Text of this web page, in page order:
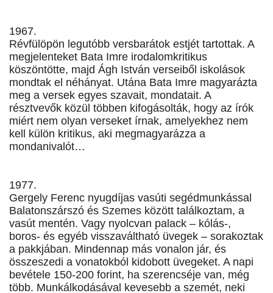
1967.
Révfülöpön legutóbb versbarátok estjét tartottak. A
megjelenteket Bata Imre irodalomkritikus
köszöntötte, majd Ágh István verseiből iskolások
mondtak el néhányat. Utána Bata Imre magyarázta
meg a versek egyes szavait, mondatait. A
résztvevők közül többen kifogásolták, hogy az írók
miért nem olyan verseket írnak, amelyekhez nem
kell külön kritikus, aki megmagyarázza a
mondanivalót…
1977.
Gergely Ferenc nyugdíjas vasúti segédmunkással
Balatonszárszó és Szemes között találkoztam, a
vasút mentén. Vagy nyolcvan palack – kólás-,
boros- és egyéb visszaváltható üvegek – sorakoztak
a pakkjában. Mindennap más vonalon jár, és
összeszedi a vonatokból kidobott üvegeket. A napi
bevétele 150-200 forint, ha szerencséje van, még
több. Munkálkodásával kevesebb a szemét, neki